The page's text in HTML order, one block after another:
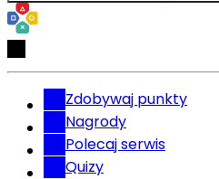
Zdobywaj punkty
Nagrody
Polecaj serwis
Quizy